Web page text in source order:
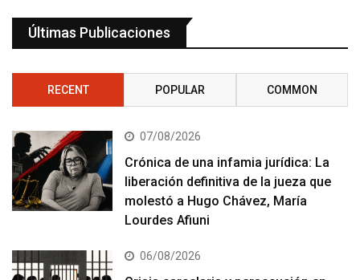
Últimas Publicaciones
RECENT POPULAR COMMON
07/08/2026
Crónica de una infamia jurídica: La
liberación definitiva de la jueza que
molestó a Hugo Chávez, María
Lourdes Afiuni
06/08/2026